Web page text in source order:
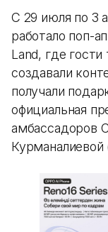
С 29 июля по 3
работало поп-
Land, где
создавали
получали
официальная
амбассадоров
Курманалиевой